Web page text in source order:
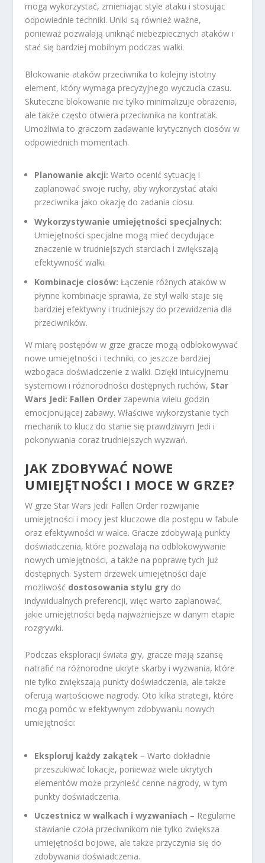
mogą wykorzystać, zmieniając style ataku i stosując
odpowiednie techniki. Uniki są również ważne,
ponieważ pozwalają uniknąć niebezpiecznych ataków i
stać się bardziej mobilnym podczas walki.
Blokowanie ataków przeciwnika to kolejny istotny
element, który wymaga precyzyjnego wyczucia czasu.
Skuteczne blokowanie nie tylko minimalizuje obrażenia,
ale także często otwiera przeciwnika na kontratak.
Umożliwia to graczom zadawanie krytycznych ciosów w
odpowiednich momentach.
Planowanie akcji: Warto ocenić sytuację i
zaplanować swoje ruchy, aby wykorzystać ataki
przeciwnika jako okazję do zadania ciosu.
Wykorzystywanie umiejętności specjalnych:
Umiejętności specjalne mogą mieć decydujące
znaczenie w trudniejszych starciach i zwiększają
efektywność walki.
Kombinacje ciosów: Łączenie różnych ataków w
płynne kombinacje sprawia, że styl walki staje się
bardziej efektywny i trudniejszy do przewidzenia dla
przeciwników.
W miarę postępów w grze gracze mogą odblokowywać
nowe umiejętności i techniki, co jeszcze bardziej
wzbogaca doświadczenie z walki. Dzięki intuicyjnemu
systemowi i różnorodności dostępnych ruchów, Star
Wars Jedi: Fallen Order zapewnia wielu godzin
emocjonującej zabawy. Właściwe wykorzystanie tych
mechanik to klucz do stanie się prawdziwym Jedi i
pokonywania coraz trudniejszych wyzwań.
JAK ZDOBYWAĆ NOWE
UMIEJĘTNOŚCI I MOCE W GRZE?
W grze Star Wars Jedi: Fallen Order rozwijanie
umiejętności i mocy jest kluczowe dla postępu w fabule
oraz efektywności w walce. Gracze zdobywają punkty
doświadczenia, które pozwalają na odblokowywanie
nowych umiejętności, a także na poprawę tych już
dostępnych. System drzewek umiejętności daje
możliwość dostosowania stylu gry do
indywidualnych preferencji, więc warto zaplanować,
jakie umiejętności będą najważniejsze w danym etapie
rozgrywki.
Podczas eksploracji świata gry, gracze mają szansę
natrafić na różnorodne ukryte skarby i wyzwania, które
nie tylko zwiększają punkty doświadczenia, ale także
oferują wartościowe nagrody. Oto kilka strategii, które
mogą pomóc w efektywnym zdobywaniu nowych
umiejętności:
Eksploruj każdy zakątek – Warto dokładnie
przeszukiwać lokacje, ponieważ wiele ukrytych
elementów może przynieść cenne nagrody, w tym
punkty doświadczenia.
Uczestnicz w walkach i wyzwaniach – Regularne
stawianie czoła przeciwnikom nie tylko zwiększa
umiejętności bojowe, ale także przyczynia się do
zdobywania doświadczenia.